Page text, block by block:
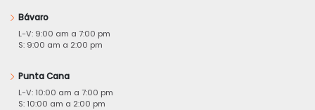
Bávaro
L-V: 9:00 am a 7:00 pm
S: 9:00 am a 2:00 pm
Punta Cana
L-V: 10:00 am a 7:00 pm
S: 10:00 am a 2:00 pm